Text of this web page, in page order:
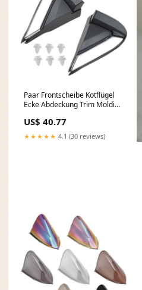
Paar Frontscheibe Kotflügel
Ecke Abdeckung Trim Molding
Audi Car Exterior Locks &
Lock Hardware
US$ 40.77
★★★★★ 4.1 (30 reviews)